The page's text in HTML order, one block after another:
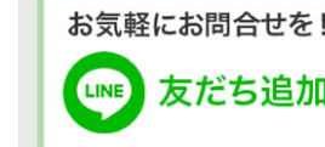
職人紹介
採用情報
お知らせ・イベント情報